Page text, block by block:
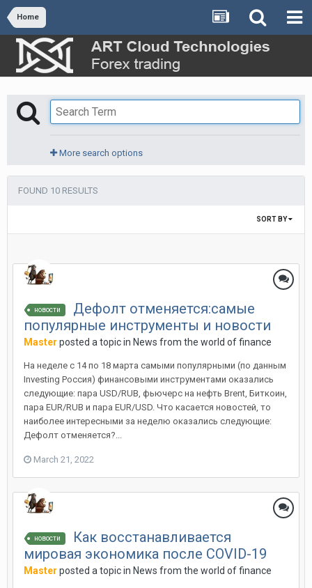
Home
More search options
FOUND 10 RESULTS
SORT BY
новости
Дефолт отменяется:самые
популярные инструменты и новости
Master posted a topic in News from the world of finance
На неделе с 14 по 18 марта самыми популярными (по данным
Investing Россия) финансовыми инструментами оказались
следующие: пара USD/RUB, фьючерс на нефть Brent, Биткоин,
пара EUR/RUB и пара EUR/USD. Что касается новостей, то
наиболее интересными за неделю оказались следующие:
Дефолт отменяется?...
March 21, 2022
новости
Как восстанавливается
мировая экономика после COVID-19
Master posted a topic in News from the world of finance